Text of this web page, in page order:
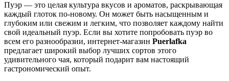
Пуэр — это целая культура вкусов и ароматов, раскрывающая
каждый глоток по-новому. Он может быть насыщенным и
глубоким или свежим и легким, что позволяет каждому найти
свой идеальный пуэр. Если вы хотите попробовать пуэр во
всем его разнообразии, интернет-магазин Puerlafka
предлагает широкий выбор лучших сортов этого
удивительного чая, который подарит вам настоящий
гастрономический опыт.